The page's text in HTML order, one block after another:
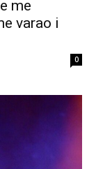
me
varao i
0